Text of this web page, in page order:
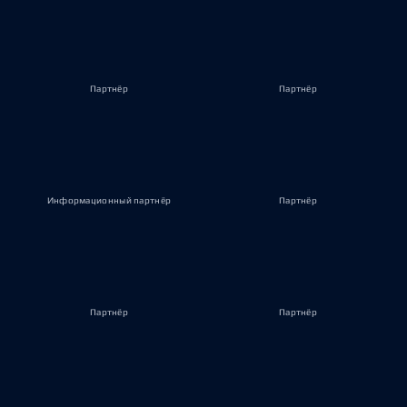
Партнёр Партнёр
Информационный партнёр Партнёр
Партнёр Партнёр